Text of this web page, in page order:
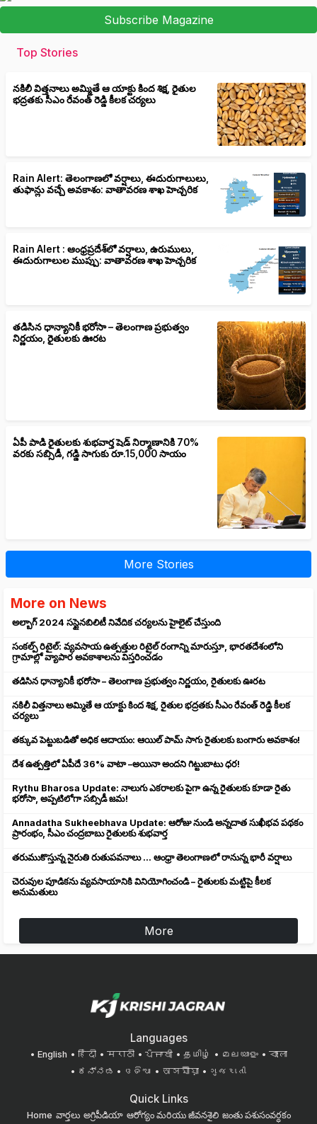
Subscribe Magazine
Top Stories
నకిలీ విత్తనాలు అమ్మితే ఆ యాక్టు కింద శిక్ష, రైతుల
భద్రతకు సీఎం రేవంత్ రెడ్డి కీలక చర్యలు
Rain Alert: తెలంగాణలో వర్షాలు, ఈదురుగాలులు,
తుఫాన్లు వచ్చే అవకాశం: వాతావరణ శాఖ హెచ్చరిక
Rain Alert : ఆంధ్రప్రదేశ్‌లో వర్షాలు, ఉరుములు,
ఈదురుగాలుల ముప్పు: వాతావరణ శాఖ హెచ్చరిక
తడిసిన ధాన్యానికీ భరోసా – తెలంగాణ ప్రభుత్వం
నిర్ణయం, రైతులకు ఊరట
ఏపీ పాడి రైతులకు శుభవార్త షెడ్ నిర్మాణానికి 70%
వరకు సబ్సిడీ, గడ్డి సాగుకు రూ.15,000 సాయం
More Stories
More on News
అల్బాగ్ 2024 సస్టైనబిలిటీ నివేదిక చర్యలను హైలైట్ చేస్తుంది
సంకల్ప్ రిటైల్: వ్యవసాయ ఉత్పత్తుల రిటైల్ రంగాన్ని మారుస్తూ, భారతదేశంలోని
గ్రామాల్లో వ్యాపార అవకాశాలను విస్తరించడం
తడిసిన ధాన్యానికీ భరోసా – తెలంగాణ ప్రభుత్వం నిర్ణయం, రైతులకు ఊరట
నకిలీ విత్తనాలు అమ్మితే ఆ యాక్టు కింద శిక్ష, రైతుల భద్రతకు సీఎం రేవంత్ రెడ్డి కీలక
చర్యలు
తక్కువ పెట్టుబడితో అధిక ఆదాయం: ఆయిల్ పామ్ సాగు రైతులకు బంగారు అవకాశం!
దేశ ఉత్పత్తిలో ఏపీదే 36% వాటా –అయినా అందని గిట్టుబాటు ధర!
Rythu Bharosa Update: నాలుగు ఎకరాలకు పైగా ఉన్న రైతులకు కూడా రైతు
భరోసా, అప్పటిలోగా సబ్సిడీ జమ!
Annadatha Sukheebhava Update: ఆరోజు నుండి అన్నదాత సుఖీభవ పథకం
ప్రారంభం, సీఎం చంద్రబాబు రైతులకు శుభవార్త
తరుముకొస్తున్న నైరుతి రుతుపవనాలు ... ఆంధ్రా తెలంగాణలో రానున్న భారీ వర్షాలు
చెరువుల పూడికను వ్యవసాయానికి వినియోగించండి – రైతులకు మట్టిపై కీలక
అనుమతులు
More
Languages
English हिंदी मराठी ਪੰਜਾਬੀ தமிழ் മലയാളം
বাংলা
ಕನ್ನಡ
ଓଡିଆ অসমীয়া ગુજરાતી
Quick Links
Home వార్తలు అగ్రిపీడియా ఆరోగ్యం మరియు జీవనశైలి జంతు పశుసంవర్ధకం